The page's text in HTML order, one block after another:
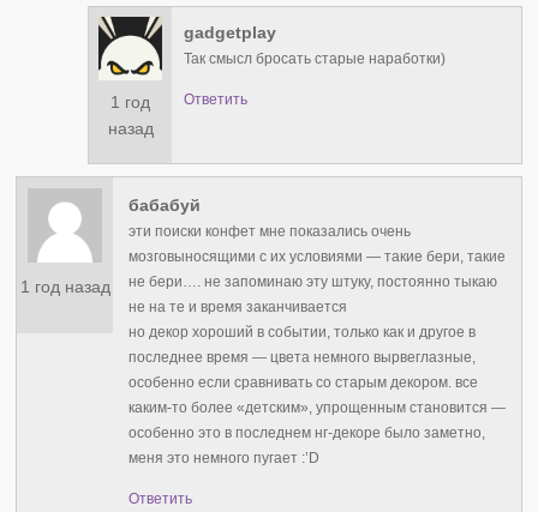
1 год
назад
gadgetplay
Так смысл бросать старые наработки)
Ответить
1 год назад
бабабуй
эти поиски конфет мне показались очень
мозговыносящими с их условиями — такие бери, такие
не бери…. не запоминаю эту штуку, постоянно тыкаю
не на те и время заканчивается
но декор хороший в событии, только как и другое в
последнее время — цвета немного вырвеглазные,
особенно если сравнивать со старым декором. все
каким-то более «детским», упрощенным становится —
особенно это в последнем нг-декоре было заметно,
меня это немного пугает :’D
Ответить